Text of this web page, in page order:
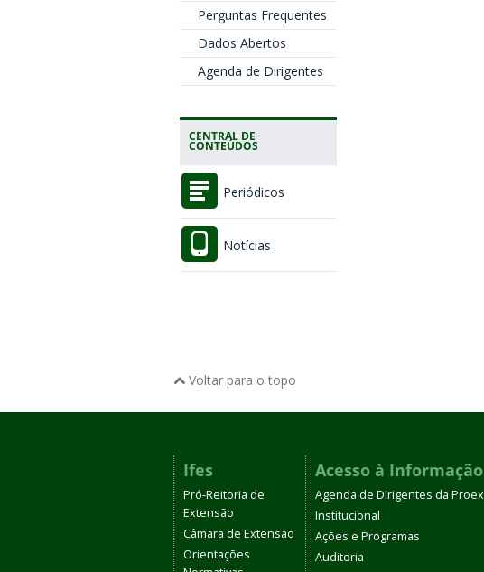
Perguntas Frequentes
Dados Abertos
Agenda de Dirigentes
CENTRAL DE
CONTEÚDOS
Periódicos
Notícias
Voltar para o topo
Ifes
Pró-Reitoria de
Extensão
Câmara de Extensão
Orientações
Acesso à Informação
Agenda de Dirigentes da Proex
Institucional
Ações e Programas
Auditoria